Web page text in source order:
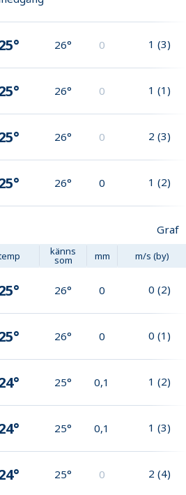
26° 0 1 (3)
26° 0 1 (1)
26° 0 2 (3)
26° 0 1 (2)
Graf
känns
som mm m/s (by)
26° 0 0 (2)
26° 0 0 (1)
25° 0,1 1 (2)
25° 0,1 1 (3)
25° 0 2 (4)